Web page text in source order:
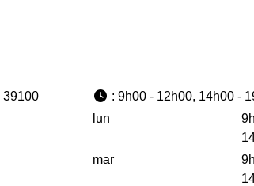
39100
: 9h00 - 12h00, 14h00 -
lun
mar